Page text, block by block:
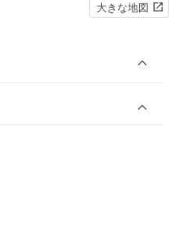
大きな地図